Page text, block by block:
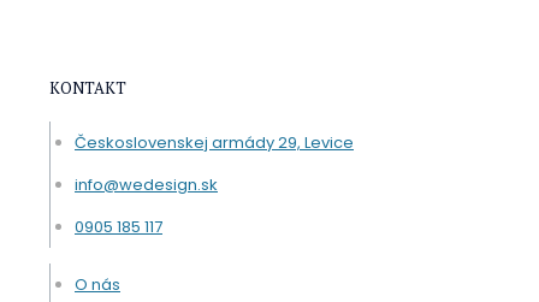
KONTAKT
Československej armády 29, Levice
info@wedesign.sk
0905 185 117
O nás